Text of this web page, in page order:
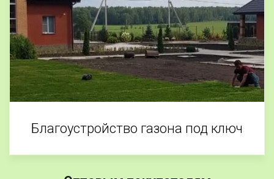
Благоустройство газона под ключ